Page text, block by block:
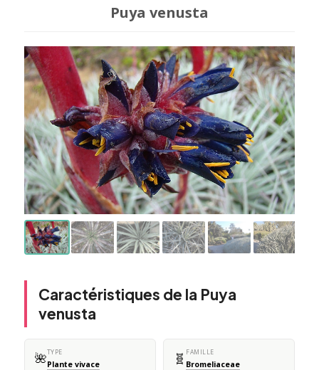
Puya venusta
Caractéristiques de la Puya
venusta
🌺TYPE
Plante vivace 🧬 FAMILLE
Bromeliaceae